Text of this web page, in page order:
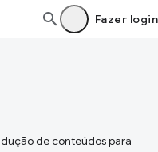
Fazer login
de conteúdos para